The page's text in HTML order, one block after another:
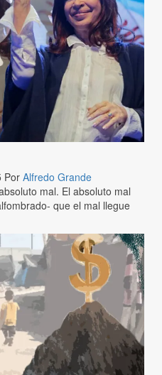
Por Alfredo Grande
mal. El absoluto mal
que el mal llegue